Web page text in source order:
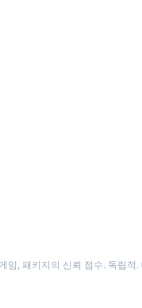
임, 패키지의 신뢰 점수. 독립적.